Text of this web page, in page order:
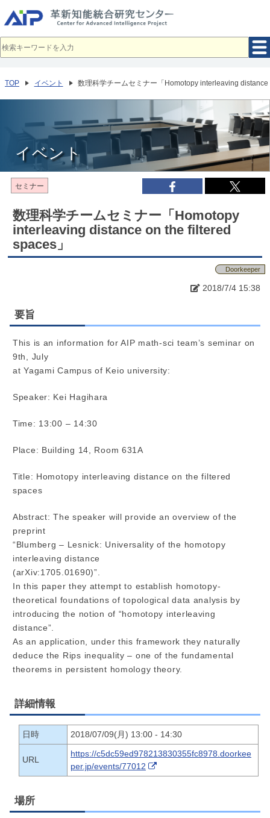
イ
ン
へ
動
TOP イベント 数理科学チームセミナー「Homotopy interleaving
イベント
セミナー
数理科学チームセミナー「Homotopy
interleaving distance on the filtered
spaces」
Doorkeeper
2018/7/4 15:38
要旨
This is an information for AIP math-sci team’s seminar on
9th, July
at Yagami Campus of Keio university:
Speaker: Kei Hagihara
Time: 13:00 – 14:30
Place: Building 14, Room 631A
Title: Homotopy interleaving distance on the filtered
spaces
Abstract: The speaker will provide an overview of the
preprint
“Blumberg – Lesnick: Universality of the homotopy
interleaving distance
(arXiv:1705.01690)”.
In this paper they attempt to establish homotopy-
theoretical foundations of topological data analysis by
introducing the notion of “homotopy interleaving
distance”.
As an application, under this framework they naturally
deduce the Rips inequality – one of the fundamental
theorems in persistent homology theory.
詳細情報
日時 2018/07/09(月) 13:00 - 14:30
URL
https://c5dc59ed978213830355fc8978.doorkee
per.jp/events/77012
場所